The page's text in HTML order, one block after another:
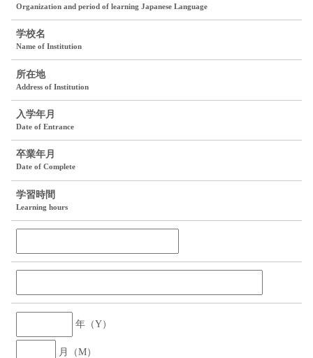
Organization and period of learning Japanese Language
学校名
Name of Institution
所在地
Address of Institution
入学年月
Date of Entrance
卒業年月
Date of Complete
学習時間
Learning hours
年（Y）
月（M）